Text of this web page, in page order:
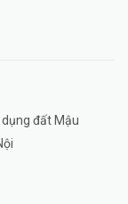
dụng đất Mậu